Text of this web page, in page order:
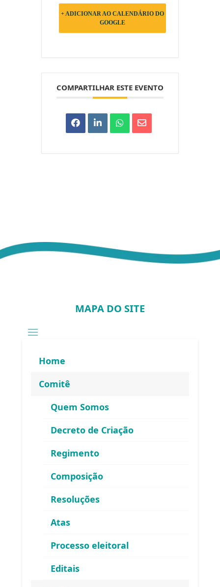
+ ADICIONAR AO CALENDÁRIO DO
GOOGLE
COMPARTILHAR ESTE EVENTO
MAPA DO SITE
Home
Comitê
Quem Somos
Decreto de Criação
Regimento
Composição
Resoluções
Atas
Processo eleitoral
Editais
ENDEREÇO
Atendimento ao Público / Correspondências